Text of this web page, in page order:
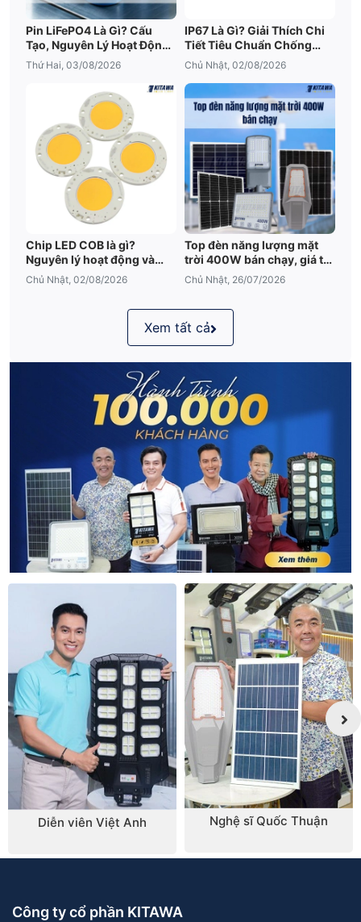
Pin LiFePO4 Là Gì? Cấu
Tạo, Nguyên Lý Hoạt Động
Và Ưu Điểm Nổi Bật
Thứ Hai, 03/08/2026
IP67 Là Gì? Giải Thích Chi
Tiết Tiêu Chuẩn Chống
Nước IP67
Chủ Nhật, 02/08/2026
Chip LED COB là gì?
Nguyên lý hoạt động và
những điều cần biết
Chủ Nhật, 02/08/2026
Top đèn năng lượng mặt
trời 400W bán chạy, giá tốt
2026
Chủ Nhật, 26/07/2026
Xem tất cả
Diễn viên Việt Anh Nghệ sĩ Quốc Thuận
Công ty cổ phần KITAWA